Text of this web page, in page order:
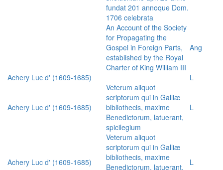
fundat 201 annoque Dom.
1706 celebrata
An Account of the Society
for Propagating the
Gospel in Foreign Parts,
established by the Royal
Charter of King William III
Ang
Achery Luc d' (1609-1685) L
Achery Luc d' (1609-1685)
Veterum aliquot
scriptorum qui in Galliæ
bibliothecis, maxime
Benedictorum, latuerant,
spicilegium
L
Achery Luc d' (1609-1685)
Veterum aliquot
scriptorum qui in Galliæ
bibliothecis, maxime
Benedictorum, latuerant,
L